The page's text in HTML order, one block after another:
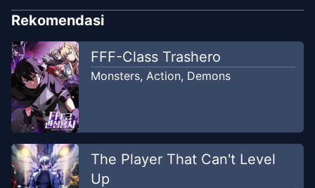
Rekomendasi
FFF-Class Trashero
Monsters, Action, Demons
The Player That Can't Level
Up